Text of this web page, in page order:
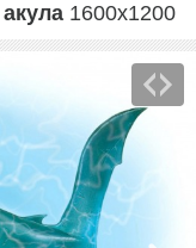
1600x1200